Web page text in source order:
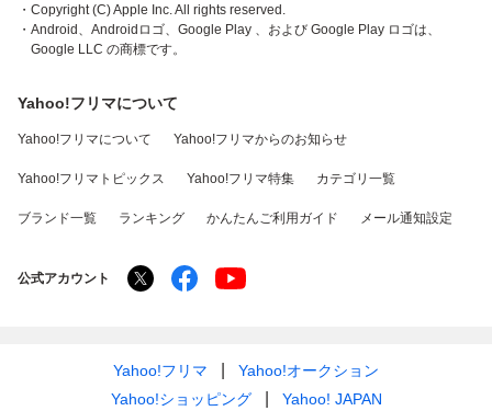
・Copyright (C) Apple Inc. All rights reserved.
・Android、Androidロゴ、Google Play 、および Google Play ロゴは、
Google LLC の商標です。
Yahoo!フリマについて
Yahoo!フリマについて Yahoo!フリマからのお知らせ
Yahoo!フリマトピックス Yahoo!フリマ特集 カテゴリ一覧
ブランド一覧 ランキング かんたんご利用ガイド メール通知設定
公式アカウント
Yahoo!フリマ
Yahoo!オークション
Yahoo!ショッピング
Yahoo! JAPAN